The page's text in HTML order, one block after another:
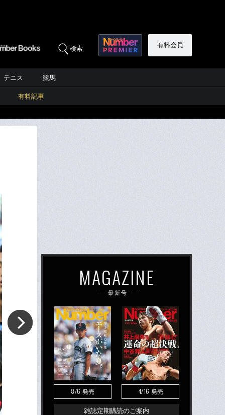
検索 有料会員
テニス 競馬
有料記事
MAGAZINE
最新号
8/6 発売 4/16 発売
雑誌定期購読のご案内